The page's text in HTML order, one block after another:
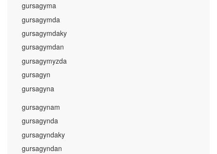
gursagyma
gursagymda
gursagymdaky
gursagymdan
gursagymyzda
gursagyn
gursagyna
gursagynam
gursagynda
gursagyndaky
gursagyndan